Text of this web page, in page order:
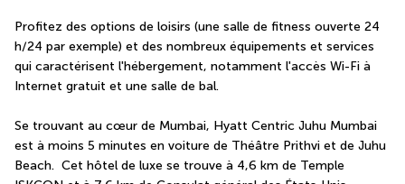
Profitez des options de loisirs (une salle de fitness ouverte 24
h/24 par exemple) et des nombreux équipements et services
qui caractérisent l'hébergement, notamment l'accès Wi-Fi à
Internet gratuit et une salle de bal.
Se trouvant au cœur de Mumbai, Hyatt Centric Juhu Mumbai
est à moins 5 minutes en voiture de Théâtre Prithvi et de Juhu
Beach.  Cet hôtel de luxe se trouve à 4,6 km de Temple